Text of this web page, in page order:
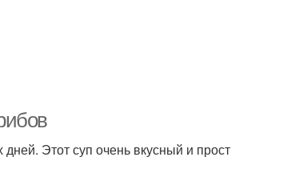
Этот суп очень вкусный и прост